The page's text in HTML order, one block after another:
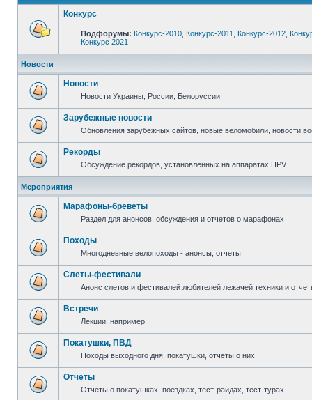
Конкурс
Подфорумы: Конкурс-2010 Конкурс-2011 Конкурс-2012
Конкурс 2021
Новости
Новости
Новости Украины, России, Белоруссии
Зарубежные новости
Обновления зарубежных сайтов, новые веломобили, новости
Рекорды
Обсуждение рекордов, установленных на аппаратах HPV
Мероприятия
Марафоны-бреветы
Раздел для анонсов, обсуждения и отчетов о марафонах
Походы
Многодневные велопоходы - анонсы, отчеты
Слеты-фестивали
Анонс слетов и фестивалей любителей лежачей техники и
Встречи
Лекции, например.
Покатушки, ПВД
Походы выходного дня, покатушки, отчеты о них
Отчеты
Отчеты о покатушках, поездках, тест-райдах, тест-турах